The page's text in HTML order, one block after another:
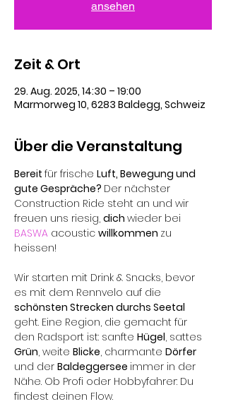
ansehen
Zeit & Ort
29. Aug. 2025, 14:30 – 19:00
Marmorweg 10, 6283 Baldegg, Schweiz
Über die Veranstaltung
Bereit für frische Luft, Bewegung und
gute Gespräche? Der nächster
Construction Ride steht an und wir
freuen uns riesig, dich wieder bei
BASWA acoustic willkommen zu
heissen!
Wir starten mit Drink & Snacks, bevor
es mit dem Rennvelo auf die
schönsten Strecken durchs Seetal
geht. Eine Region, die gemacht für
den Radsport ist: sanfte Hügel, sattes
Grün, weite Blicke, charmante Dörfer
und der Baldeggersee immer in der
Nähe. Ob Profi oder Hobbyfahrer: Du
findest deinen Flow.